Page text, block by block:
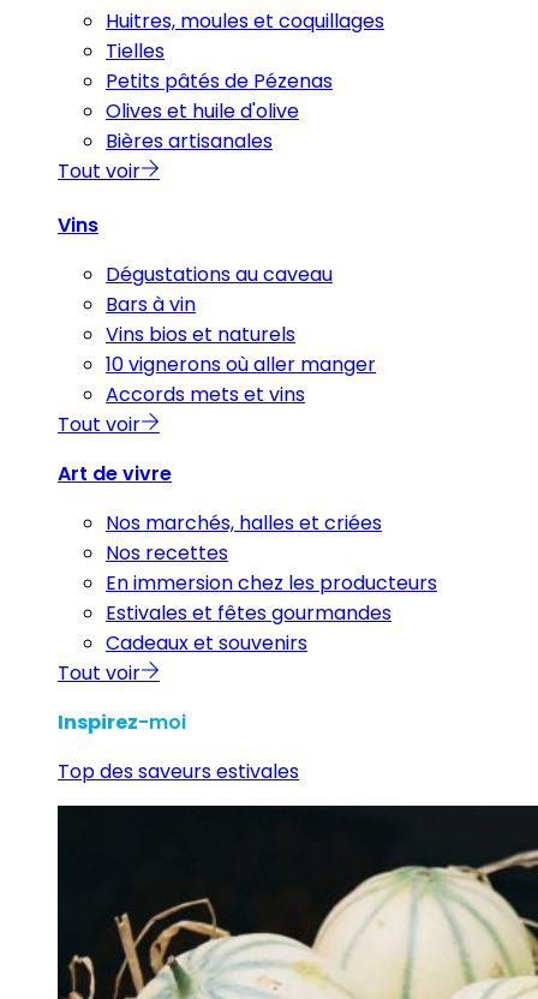
Huitres, moules et coquillages
Tielles
Petits pâtés de Pézenas
Olives et huile d'olive
Bières artisanales
Tout voir
Vins
Dégustations au caveau
Bars à vin
Vins bios et naturels
10 vignerons où aller manger
Accords mets et vins
Tout voir
Art de vivre
Nos marchés, halles et criées
Nos recettes
En immersion chez les producteurs
Estivales et fêtes gourmandes
Cadeaux et souvenirs
Tout voir
Inspirez-moi
Top des saveurs estivales